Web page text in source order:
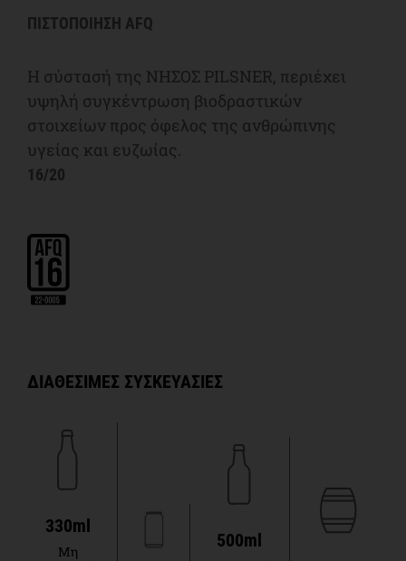
ΠΙΣΤΟΠΟΙΗΣΗ AFQ
Η σύστασή της ΝΗΣΟΣ PILSNER, περιέχει
υψηλή συγκέντρωση βιοδραστικών
στοιχείων προς όφελος της ανθρώπινης
υγείας και ευζωίας.
16/20
ΔΙΑΘΕΣΙΜΕΣ ΣΥΣΚΕΥΑΣΙΕΣ
330ml
Μη
500ml